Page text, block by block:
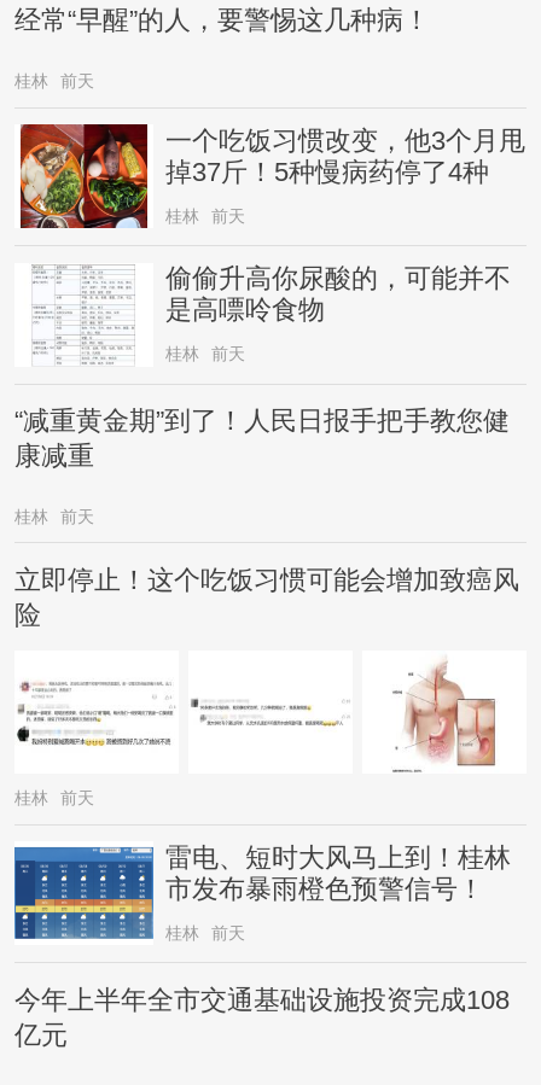
经常“早醒”的人，要警惕这几种病！
桂林 前天
一个吃饭习惯改变，他3个月甩
掉37斤！5种慢病药停了4种
桂林 前天
偷偷升高你尿酸的，可能并不
是高嘌呤食物
桂林 前天
“减重黄金期”到了！人民日报手把手教您健
康减重
桂林 前天
立即停止！这个吃饭习惯可能会增加致癌风
险
桂林 前天
雷电、短时大风马上到！桂林
市发布暴雨橙色预警信号！
桂林 前天
今年上半年全市交通基础设施投资完成108
亿元